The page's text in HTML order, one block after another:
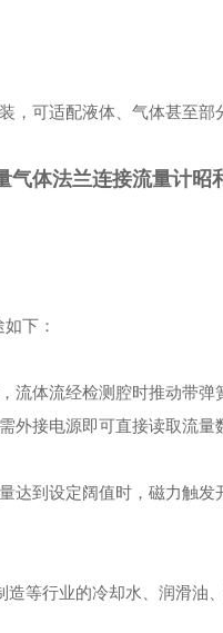
，可适配液体、气体甚至部
气体法兰连接流量计昭
下：
流体流经检测腔时推动带
外接电源即可直接读取流量
达到设定阔值时，磁力触
等行业的冷却水、润滑油